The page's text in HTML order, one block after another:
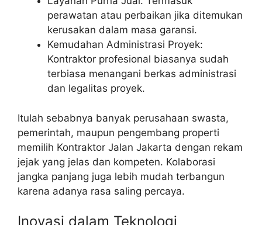
perawatan atau perbaikan jika ditemukan
kerusakan dalam masa garansi.
Kemudahan Administrasi Proyek:
Kontraktor profesional biasanya sudah
terbiasa menangani berkas administrasi
dan legalitas proyek.
Itulah sebabnya banyak perusahaan swasta,
pemerintah, maupun pengembang properti
memilih Kontraktor Jalan Jakarta dengan rekam
jejak yang jelas dan kompeten. Kolaborasi
jangka panjang juga lebih mudah terbangun
karena adanya rasa saling percaya.
Inovasi dalam Teknologi